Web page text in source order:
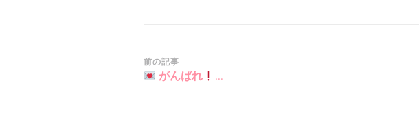
投
稿
前の記事
がんばれ …